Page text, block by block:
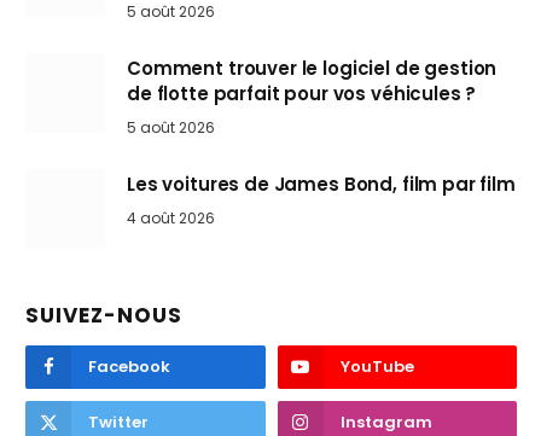
5 août 2026
Comment trouver le logiciel de gestion
de flotte parfait pour vos véhicules ?
5 août 2026
Les voitures de James Bond, film par film
4 août 2026
SUIVEZ-NOUS
Facebook YouTube
Twitter Instagram